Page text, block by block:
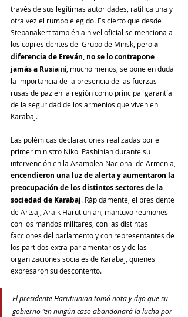
través de sus legítimas autoridades, ratifica una y
otra vez el rumbo elegido. Es cierto que desde
Stepanakert también a nivel oficial se menciona a
los copresidentes del Grupo de Minsk, pero a
diferencia de Ereván, no se lo contrapone
jamás a Rusia ni, mucho menos, se pone en duda
la importancia de la presencia de las fuerzas
rusas de paz en la región como principal garantía
de la seguridad de los armenios que viven en
Karabaj.
Las polémicas declaraciones realizadas por el
primer ministro Nikol Pashinian durante su
intervención en la Asamblea Nacional de Armenia,
encendieron una luz de alerta y aumentaron la
preocupación de los distintos sectores de la
sociedad de Karabaj. Rápidamente, el presidente
de Artsaj, Araik Harutiunian, mantuvo reuniones
con los mandos militares, con las distintas
facciones del parlamento y con representantes de
los partidos extra-parlamentarios y de las
organizaciones sociales de Karabaj, quienes
expresaron su descontento.
El presidente Harutiunian tomó nota y dijo que su
gobierno “en ningún caso abandonará la lucha por